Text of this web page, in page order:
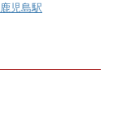
鹿児島駅